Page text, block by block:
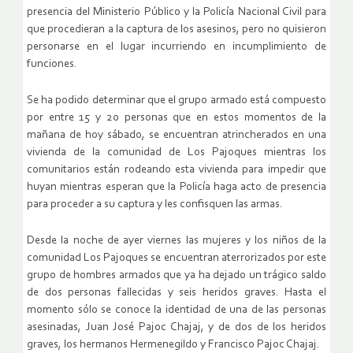
presencia del Ministerio Público y la Policía Nacional Civil para
que procedieran a la captura de los asesinos, pero no quisieron
personarse en el lugar incurriendo en incumplimiento de
funciones.
Se ha podido determinar que el grupo armado está compuesto
por entre 15 y 20 personas que en estos momentos de la
mañana de hoy sábado, se encuentran atrincherados en una
vivienda de la comunidad de Los Pajoques mientras los
comunitarios están rodeando esta vivienda para impedir que
huyan mientras esperan que la Policía haga acto de presencia
para proceder a su captura y les confisquen las armas.
Desde la noche de ayer viernes las mujeres y los niños de la
comunidad Los Pajoques se encuentran aterrorizados por este
grupo de hombres armados que ya ha dejado un trágico saldo
de dos personas fallecidas y seis heridos graves. Hasta el
momento sólo se conoce la identidad de una de las personas
asesinadas, Juan José Pajoc Chajaj, y de dos de los heridos
graves, los hermanos Hermenegildo y Francisco Pajoc Chajaj.